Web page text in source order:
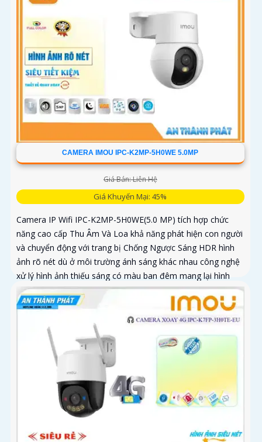
CAMERA IMOU IPC-K2MP-5H0WE 5.0MP
Giá Bán: Liên Hệ
Giá Khuyến Mại: 45%
Camera IP Wifi IPC-K2MP-5H0WE(5.0 MP) tích hợp chức
năng cao cấp Thu Âm Và Loa khả năng phát hiện con người
và chuyển động với trang bị Chống Ngược Sáng HDR hình
ảnh rõ nét dù ở môi trường ánh sáng khác nhau công nghệ
xử lý hình ảnh thiếu sáng có màu ban đêm mang lại hình
ảnh sắc nét